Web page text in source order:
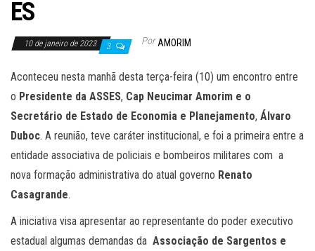
ES
10 de janeiro de 2023 3 Por AMORIM
Aconteceu nesta manhã desta terça-feira (10) um encontro entre
o Presidente da ASSES, Cap Neucimar Amorim e o
Secretário de Estado de Economia e Planejamento, Álvaro
Duboc. A reunião, teve caráter institucional, e foi a primeira entre a
entidade associativa de policiais e bombeiros militares com a
nova formação administrativa do atual governo Renato
Casagrande.
A iniciativa visa apresentar ao representante do poder executivo
estadual algumas demandas da Associação de Sargentos e